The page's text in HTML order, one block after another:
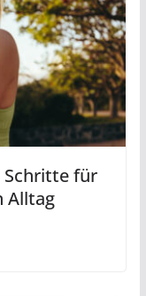
Schritte für
Alltag